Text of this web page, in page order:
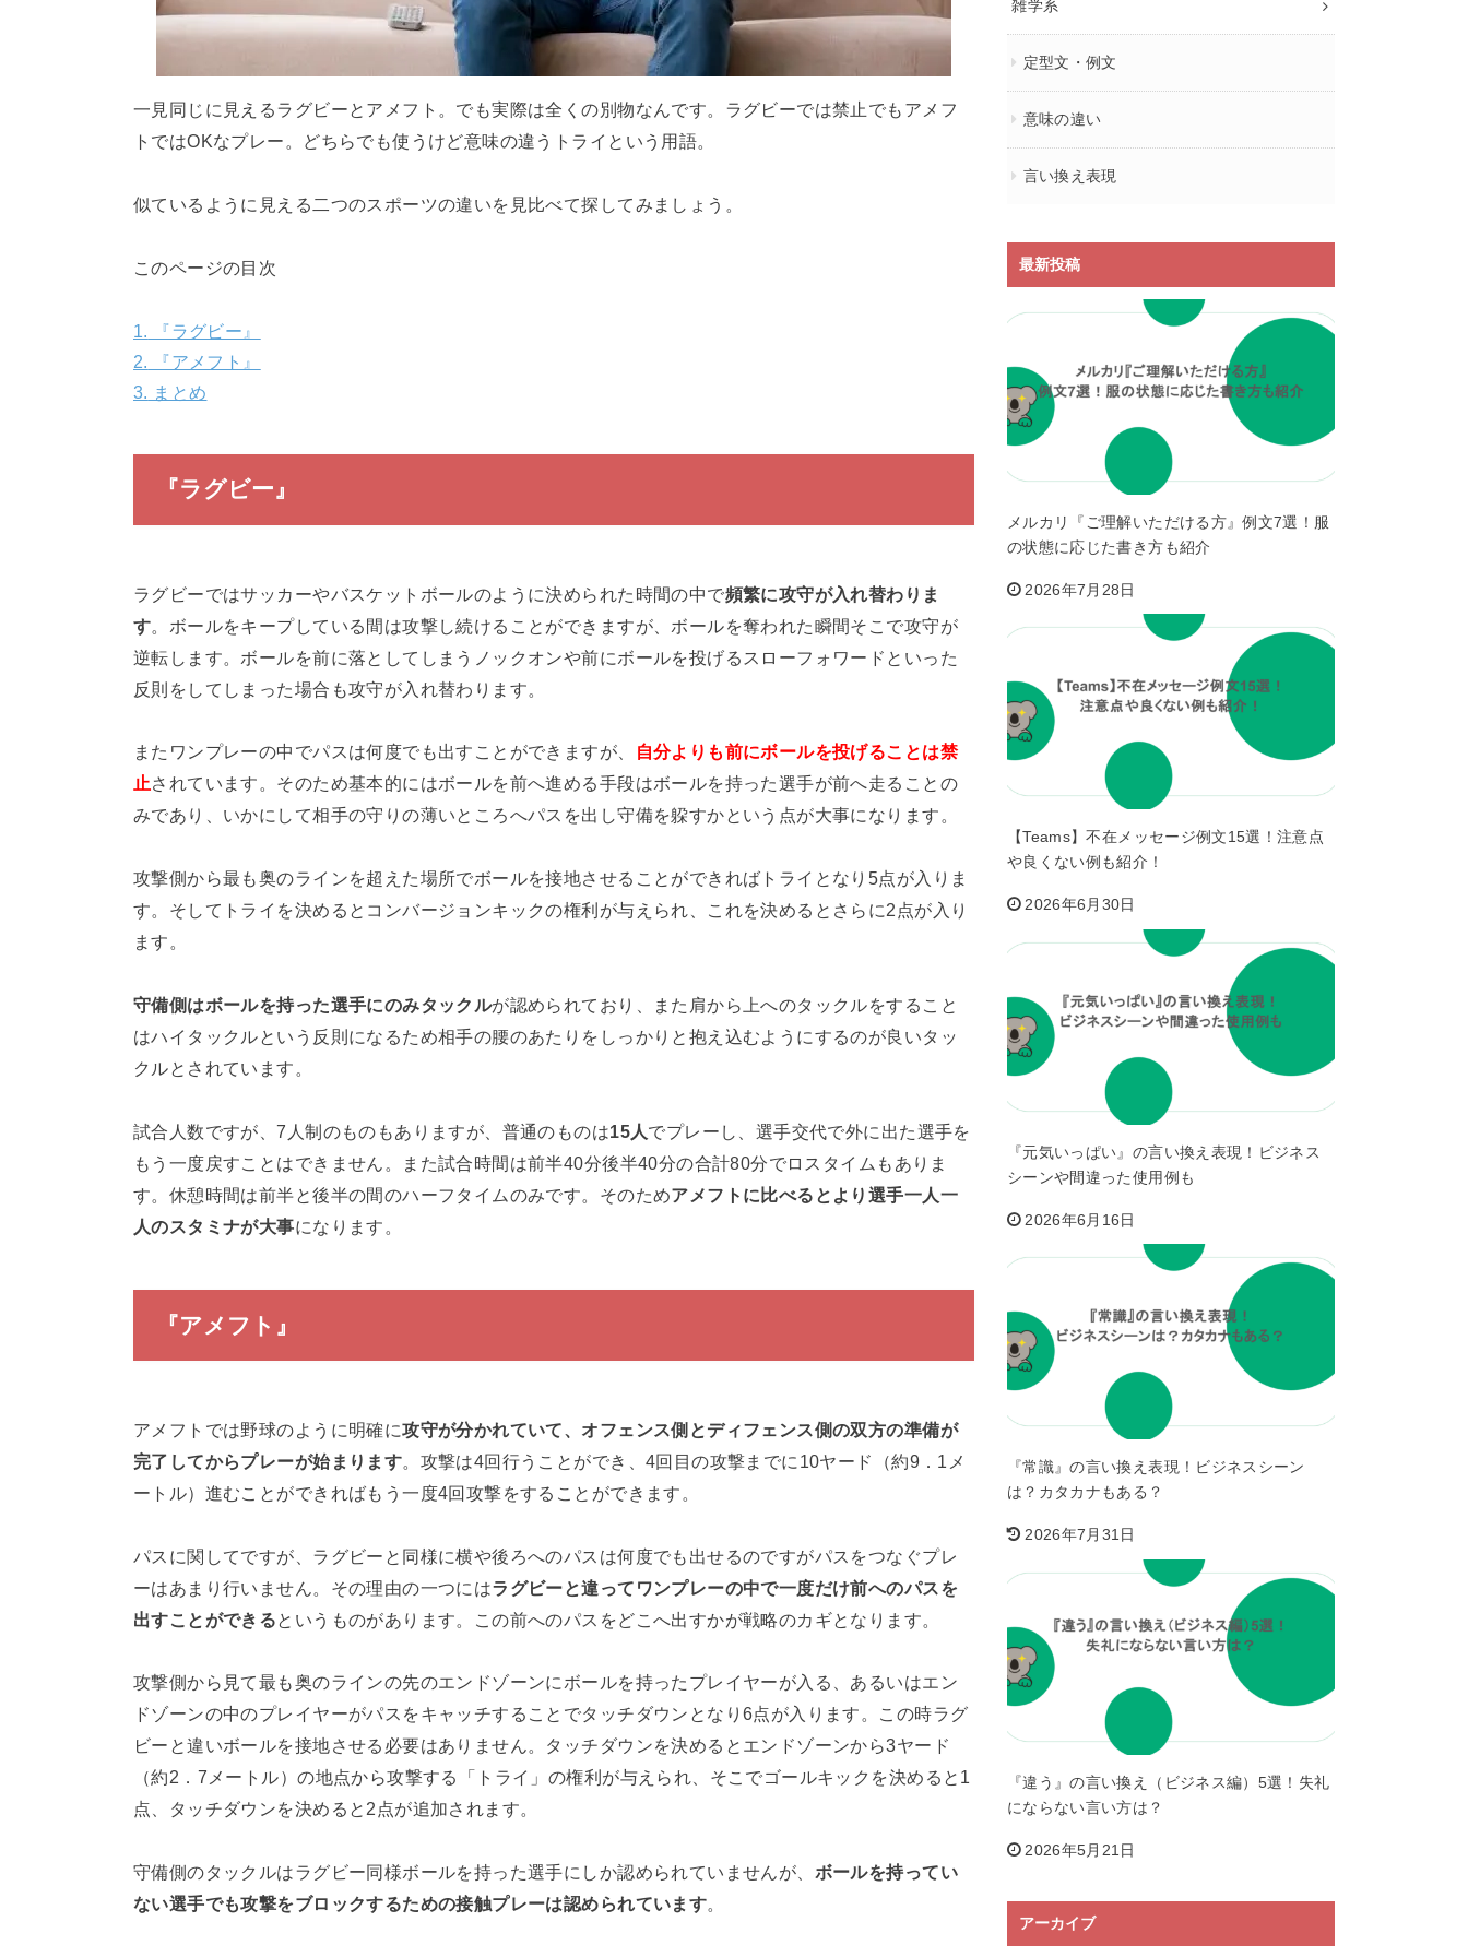
一見同じに見えるラグビーとアメフト。でも実際は全くの別物なんです。ラグビーでは禁止でもアメフ
トではOKなプレー。どちらでも使うけど意味の違うトライという用語。
似ているように見える二つのスポーツの違いを見比べて探してみましょう。
このページの目次
1.
『ラグビー』
2.
『アメフト』
3. まとめ
『ラグビー』
ラグビーではサッカーやバスケットボールのように決められた時間の中で頻繁に攻守が入れ替わりま
す 。ボールをキープしている間は攻撃し続けることができますが、ボールを奪われた瞬間そこで攻守が
逆転します。ボールを前に落としてしまうノックオンや前にボールを投げるスローフォワードといった
反則をしてしまった場合も攻守が入れ替わります。
またワンプレーの中でパスは何度でも出すことができますが、
自分よりも前にボールを投げることは禁
止されています。そのため基本的にはボールを前へ進める手段はボールを持った選手が前へ走ることの
みであり、いかにして相手の守りの薄いところへパスを出し守備を躱すかという点が大事になります。
攻撃側から最も奥のラインを超えた場所でボールを接地させることができればトライとなり5点が入りま
す。そしてトライを決めるとコンバージョンキックの権利が与えられ、これを決めるとさらに2点が入り
ます。
守備側はボールを持った選手にのみタックルが認められており、また肩から上へのタックルをすること
はハイタックルという反則になるため相手の腰のあたりをしっかりと抱え込むようにするのが良いタッ
クルとされています。
試合人数ですが、7人制のものもありますが、普通のものは15人でプレーし、選手交代で外に出た選手を
もう一度戻すことはできません。また試合時間は前半40分後半40分の合計80分でロスタイムもありま
す。休憩時間は前半と後半の間のハーフタイムのみです。そのためアメフトに比べるとより選手一人一
人のスタミナが大事になります。
『アメフト』
アメフトでは野球のように明確に攻守が分かれていて、オフェンス側とディフェンス側の双方の準備が
完了してからプレーが始まります。攻撃は4回行うことができ、4回目の攻撃までに10ヤード（約9．1メ
ートル）進むことができればもう一度4回攻撃をすることができます。
パスに関してですが、ラグビーと同様に横や後ろへのパスは何度でも出せるのですがパスをつなぐプレ
ーはあまり行いません。その理由の一つにはラグビーと違ってワンプレーの中で一度だけ前へのパスを
出すことができるというものがあります。この前へのパスをどこへ出すかが戦略のカギとなります。
攻撃側から見て最も奥のラインの先のエンドゾーンにボールを持ったプレイヤーが入る、あるいはエン
ドゾーンの中のプレイヤーがパスをキャッチすることでタッチダウンとなり6点が入ります。この時ラグ
ビーと違いボールを接地させる必要はありません。タッチダウンを決めるとエンドゾーンから3ヤード
（約2．7メートル）の地点から攻撃する「トライ」の権利が与えられ、そこでゴールキックを決めると1
点、タッチダウンを決めると2点が追加されます。
守備側のタックルはラグビー同様ボールを持った選手にしか認められていませんが、 ボールを持ってい
ない選手でも攻撃をブロックするための接触プレーは認められています。
雑学系
定型文・例文
意味の違い
言い換え表現
最新投稿
メルカリ『ご理解いただける方』例文7選！服
の状態に応じた書き方も紹介
2026年7月28日
【Teams】不在メッセージ例文15選！注意点
や良くない例も紹介！
2026年6月30日
『元気いっぱい』の言い換え表現！ビジネス
シーンや間違った使用例も
2026年6月16日
『常識』の言い換え表現！ビジネスシーン
は？カタカナもある？
2026年7月31日
『違う』の言い換え（ビジネス編）5選！失礼
にならない言い方は？
2026年5月21日
アーカイブ